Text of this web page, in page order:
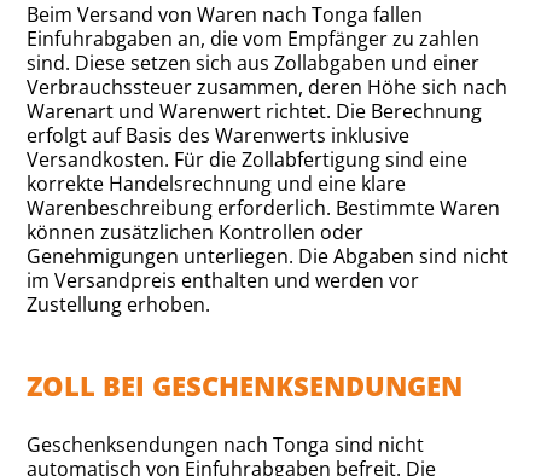
Beim Versand von Waren nach Tonga fallen
Einfuhrabgaben an, die vom Empfänger zu zahlen
sind. Diese setzen sich aus Zollabgaben und einer
Verbrauchssteuer zusammen, deren Höhe sich nach
Warenart und Warenwert richtet. Die Berechnung
erfolgt auf Basis des Warenwerts inklusive
Versandkosten. Für die Zollabfertigung sind eine
korrekte Handelsrechnung und eine klare
Warenbeschreibung erforderlich. Bestimmte Waren
können zusätzlichen Kontrollen oder
Genehmigungen unterliegen. Die Abgaben sind nicht
im Versandpreis enthalten und werden vor
Zustellung erhoben.
ZOLL BEI GESCHENKSENDUNGEN
Geschenksendungen nach Tonga sind nicht
automatisch von Einfuhrabgaben befreit. Die